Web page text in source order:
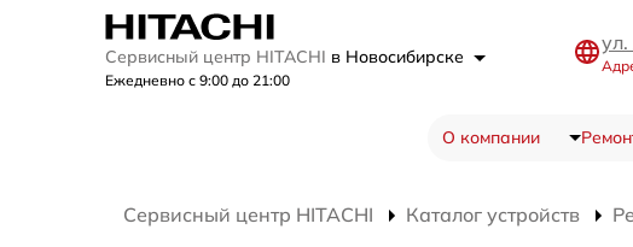
Сервисный центр HITACHI в Новосибирске
Ежедневно с 9:00 до 21:00
О компании
Сервисный центр HITACHI Каталог устройств